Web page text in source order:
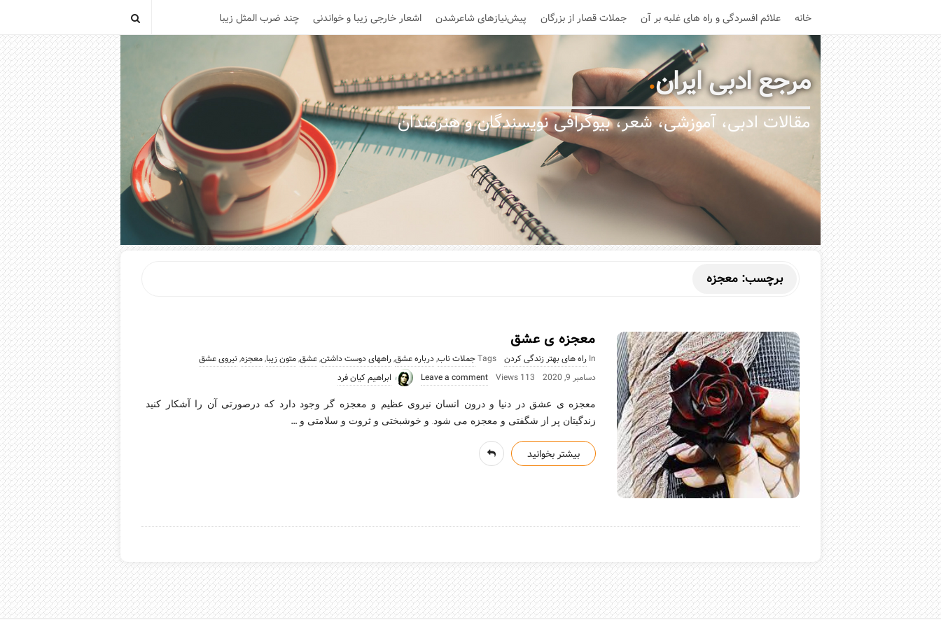
خانه علائم افسردگی و راه های غلبه بر آن جملات قصار از بزرگان پیش‌نیازهای شاعرشدن اشعار خارجی زیبا و خواندنی چند ضرب المثل زیبا
مرجع ادبی ایران.
مقالات ادبی، آموزشی، شعر، بیوگرافی نویسندگان و هنرمندان
برچسب: معجزه
معجزه ی عشق
In راه های بهتر زندگی کردن Tagsجملات ناب,درباره عشق,راههای دوست داشتن,عشق,متون زیبا,معجزه,نیروی عشق
دسامبر 9, 2020
113 Views
Leave a comment ابراهیم کیان فرد
معجزه ی عشق در دنیا و درون انسان نیروی عظیم و معجزه گر وجود دارد که درصورتی آن را آشکار کنید
زندگیتان پر از شگفتی و معجزه می شود. و خوشبختی و ثروت و سلامتی و …
بیشتر بخوانید